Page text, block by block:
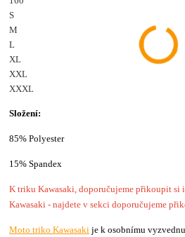
S
M
L
XL
XXL
XXXL
Složení:
85% Polyester
15% Spandex
K triku Kawasaki, doporučujeme přikoupit
Kawasaki - najdete v sekci doporučujeme
Moto triko Kawasaki je k osobnímu